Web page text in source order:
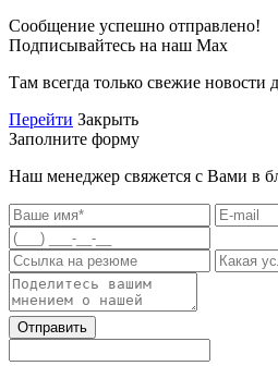
Сообщение успешно отправлено!
Подписывайтесь на наш Max
Там всегда только свежие новости
Перейти Закрыть
Заполните форму
Наш менеджер свяжется с Вами в
Отправить